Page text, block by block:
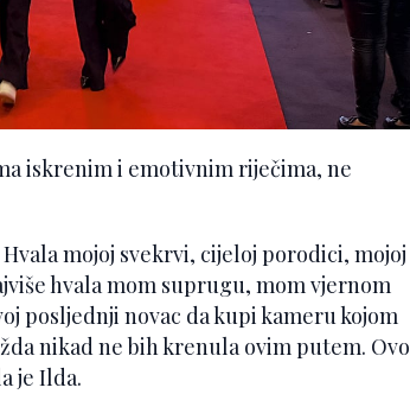
iskrenim i emotivnim riječima, ne
mojoj svekrvi, cijeloj porodici, mojoj
hvala mom suprugu, mom vjernom
posljednji novac da kupi kameru kojom
nikad ne bih krenula ovim putem. Ovo
je Ilda.